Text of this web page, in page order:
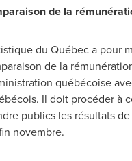
de la
du Québec a pour
de la
québécoise
Il doit procéder à
publics les résultats
novembre.